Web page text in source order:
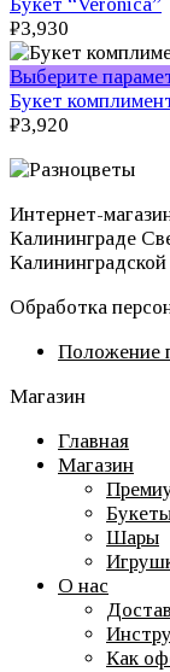
₽3,930
Выберите
Букет
₽3,920
Интернет-
Калининграде
Обработка
Положение
Магазин
Главная
Магазин
Шары
О нас
Как